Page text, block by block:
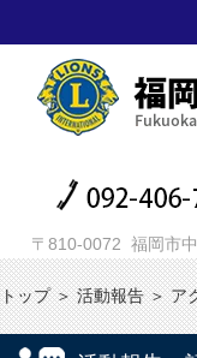
〒810-0072 福岡市
トップ＞ 活動報告＞ ア